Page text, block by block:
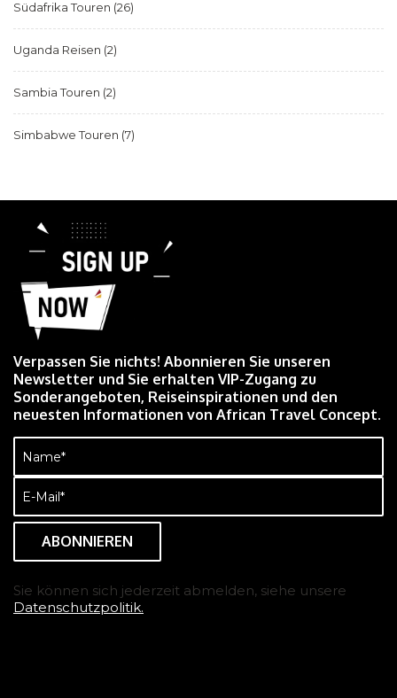
Südafrika Touren (26)
Uganda Reisen (2)
Sambia Touren (2)
Simbabwe Touren (7)
Verpassen Sie nichts! Abonnieren Sie unseren
Newsletter und Sie erhalten VIP-Zugang zu
Sonderangeboten, Reiseinspirationen und den
neuesten Informationen von African Travel Concept.
(erforderlich)
Mail
(erforderlich)
Sie können sich jederzeit abmelden, siehe unsere
Datenschutzpolitik.